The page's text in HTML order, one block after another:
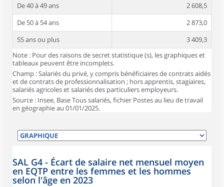
De 40 à 49 ans
2 608,5
De 50 à 54 ans
2 873,0
55 ans ou plus
3 409,3
Note : Pour des raisons de secret statistique (s), les graphiques et
tableaux peuvent être incomplets.
Champ : Salariés du privé, y compris bénéficiaires de contrats aidés
et de contrats de professionnalisation ; hors apprentis, stagiaires,
salariés agricoles et salariés des particuliers employeurs.
Source : Insee, Base Tous salariés, fichier Postes au lieu de travail
en géographie au 01/01/2025.
SAL G4 - Écart de salaire net mensuel moyen
en EQTP entre les femmes et les hommes
selon l'âge en 2023